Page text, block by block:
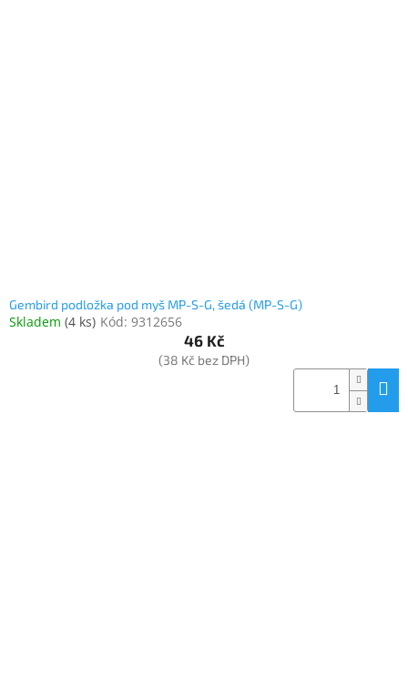
Gembird podložka pod myš MP-S-G, šedá (MP-S-G)
Skladem (4 ks) Kód: 9312656
46 Kč
(38 Kč bez DPH)